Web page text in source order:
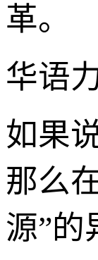
革。
华语
如果
那么
源”的